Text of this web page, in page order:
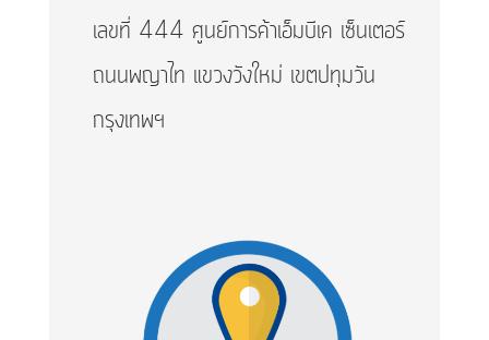
เลขที่ 444 ศูนย์การค้าเอ็มบีเค เซ็นเตอร์
ถนนพญาไท แขวงวังใหม่ เขตปทุมวัน
กรุงเทพฯ